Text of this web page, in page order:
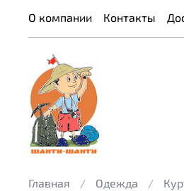
О компании Контакты
Главная Одежда